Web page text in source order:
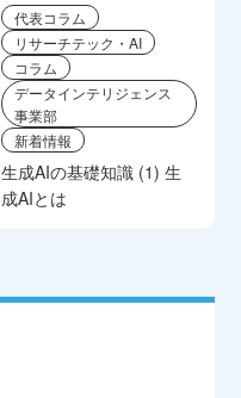
代表コラム
リサーチテック・AI
コラム
データインテリジェンス
事業部
新着情報
生成AIの基礎知識 (1) 生
成AIとは